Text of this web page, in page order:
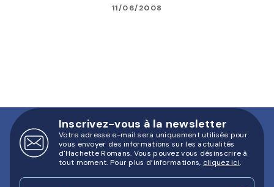
11/06/2008
Inscrivez-vous à la newsletter
Votre adresse e-mail sera uniquement utilisée pour
vous envoyer des informations sur les actualités
d'Hachette Romans. Vous pouvez vous désinscrire à
tout moment. Pour plus d’informations, cliquez ici.